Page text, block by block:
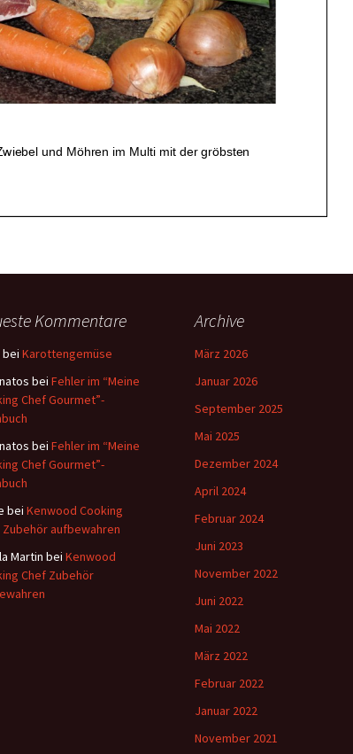
Kommentare
bei Karottengemüse
bei Fehler im “Meine
Chef Gourmet”-
bei Fehler im “Meine
Chef Gourmet”-
bei Kenwood Cooking
Zubehör aufbewahren
Martin bei Kenwood
Chef Zubehör
Archive
März 2026
Januar 2026
September 2025
Mai 2025
Dezember 2024
April 2024
Februar 2024
Juni 2023
November 2022
Juni 2022
Mai 2022
März 2022
Februar 2022
Januar 2022
November 2021